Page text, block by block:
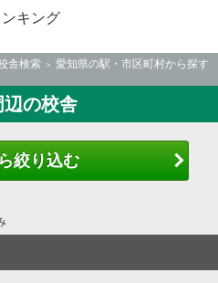
キング
舎検索
愛知県の駅・市区町村から探す
辺の校舎
絞り込む